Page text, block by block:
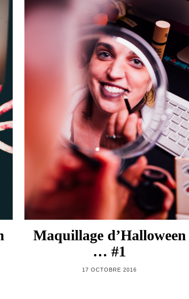
Maquillage d’Halloween
… #1
17 OCTOBRE 2016